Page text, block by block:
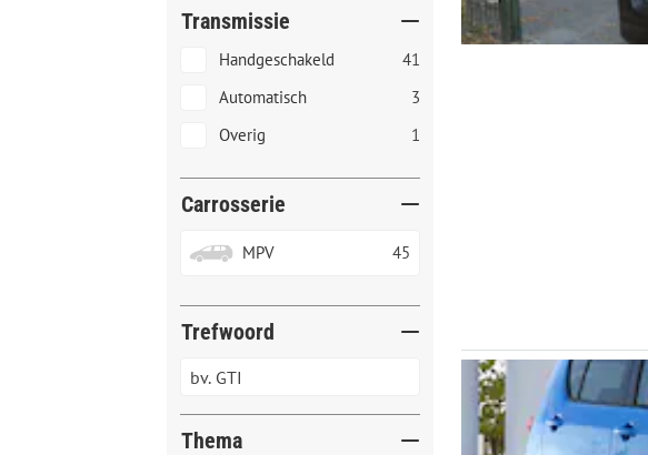
Transmissie
Handgeschakeld
41
Automatisch
3
Overig
1
Carrosserie
MPV 45
Trefwoord
Thema